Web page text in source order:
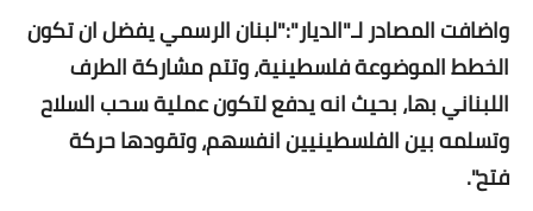
واضافت المصادر لـ"الديار":"لبنان الرسمي يفضل ان تكون
الخطط الموضوعة فلسطينية، وتتم مشاركة الطرف
اللبناني بها، بحيث انه يدفع لتكون عملية سحب السلاح
وتسلمه بين الفلسطينيين انفسهم، وتقودها حركة
فتح".